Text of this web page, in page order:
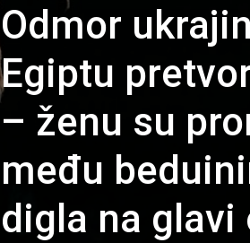
Odmor
Egiptu
– ženu su
među
digla na